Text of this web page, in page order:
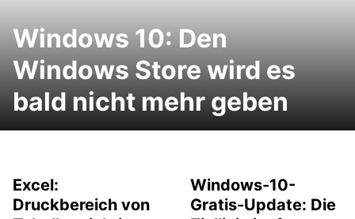
Windows 10: Den
Windows Store wird es
bald nicht mehr geben
Excel:
Druckbereich von
Windows-10-
Gratis-Update: Die